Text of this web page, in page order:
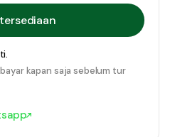
kapan saja sebelum tur